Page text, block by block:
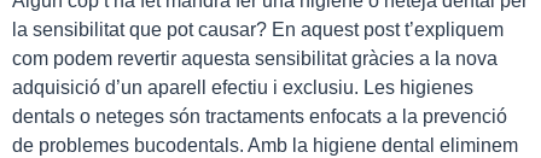
la sensibilitat que pot causar? En aquest post t’expliquem
com podem revertir aquesta sensibilitat gràcies a la nova
adquisició d’un aparell efectiu i exclusiu. Les higienes
dentals o neteges són tractaments enfocats a la prevenció
de problemes bucodentals. Amb la higiene dental eliminem